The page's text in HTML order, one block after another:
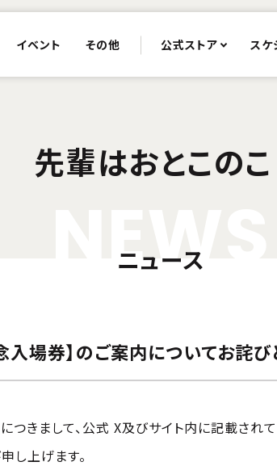
イベント その他 公式ストア スケ
先輩はおとこのこ
EW
ニュース
場券】のご案内についてお詫び
きまして、公式 X及びサイト内に記載され
し上げます。